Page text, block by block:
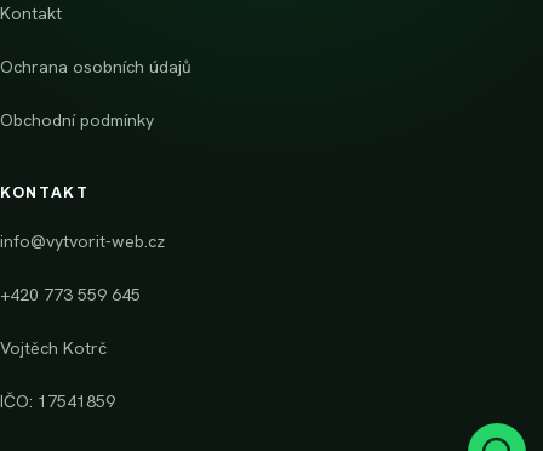
Kontakt
Ochrana osobních údajů
Obchodní podmínky
KONTAKT
info@vytvorit-web.cz
+420 773 559 645
Vojtěch Kotrč
IČO: 17541859